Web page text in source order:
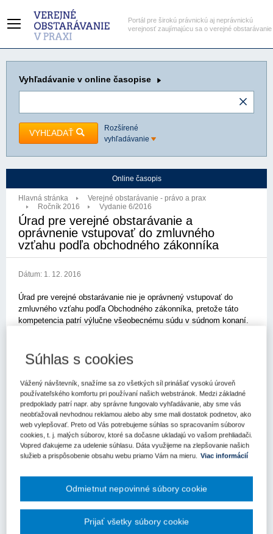
Portál pre širokú právnickú aj neprávnickú
verejnosť zaujímajúcu sa o verejné obstarávanie
Vyhľadávanie v online časopise
VYHĽADAŤ
Rozšírené
vyhľadávanie
Online časopis
Hlavná stránka
Verejné obstarávanie - právo a prax
Ročník 2016
Vydanie 6/2016
Úrad pre verejné obstarávanie a
oprávnenie vstupovať do zmluvného
vzťahu podľa obchodného zákonníka
Dátum: 1. 12. 2016
Úrad pre verejné obstarávanie nie je oprávnený vstupovať do
zmluvného vzťahu podľa Obchodného zákonníka, pretože táto
kompetencia patrí výlučne všeobecnému súdu v súdnom konaní.
podmienok bolo také prísne, že by neprimeraným spôsobom
zužovali okruh subjektov schopných plniť predmet zákazky, a teda
by mohlo dôjsť k narušeniu pravidiel hospodárskej súťaže s
možným vplyvom na výsledok. Rozsudok Najvyššieho súdu SR z
27. januára 2015, sp. zn. 5 Sžf 39/2014
Skutkový stav:
Krajský súd v B.(ďalej aj "krajský súd") napadnutým rozsudkom
zamietol žalobu a účastníkom náhradu trov konania nepriznal.
2012, ktorým žalobu zamietol, bol Najvyšším súdom SR,
vec vrátená na ďalšie konanie s tým, že krajský súd sa po­dľa
názoru Najvyššieho súdu SR nevysporiadal so všetkými
Súhlas s cookies
Vážený návštevník, snažíme sa zo všetkých síl prinášať vysokú úroveň
používateľského komfortu pri používaní našich webstránok. Medzi základné
predpoklady patrí napr. aby správne fungovalo vyhľadávanie, aby sme vás
neobťažovali nevhodnou reklamou alebo aby sme mali dostatok podnetov, ako
web vylepšovať. Preto od Vás potrebujeme súhlas so spracovaním súborov
cookies, t. j. malých súborov, ktoré sa dočasne ukladajú vo vašom prehliadači.
Vopred ďakujeme za udelenie súhlasu. Dáta využijeme na zlepšovanie našich
služieb a prispôsobenie obsahu webu priamo Vám na mieru. Viac informácií
Odmietnut nepovinné súbory cookie
Prijať všetky súbory cookie